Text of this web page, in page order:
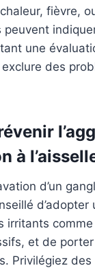
fièvre,
peuvent
une
des
à
d’un
d’adopter
irritants
et de
Privilégiez des